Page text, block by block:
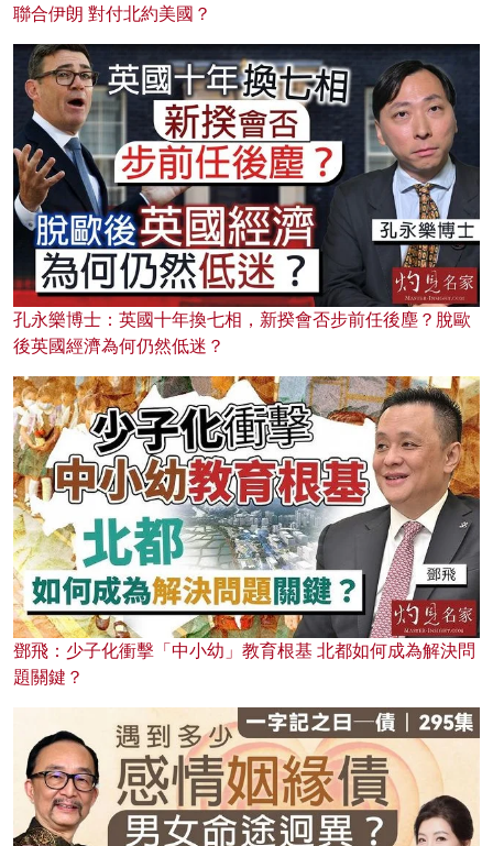
聯合伊朗 對付北約美國？
孔永樂博士：英國十年換七相，新揆會否步前任後塵？脫歐
後英國經濟為何仍然低迷？
鄧飛：少子化衝擊「中小幼」教育根基 北都如何成為解決問
題關鍵？